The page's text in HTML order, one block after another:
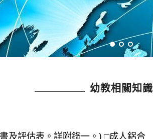
幼教相關知識
及評估表。詳附錄一。) □成人鋁合